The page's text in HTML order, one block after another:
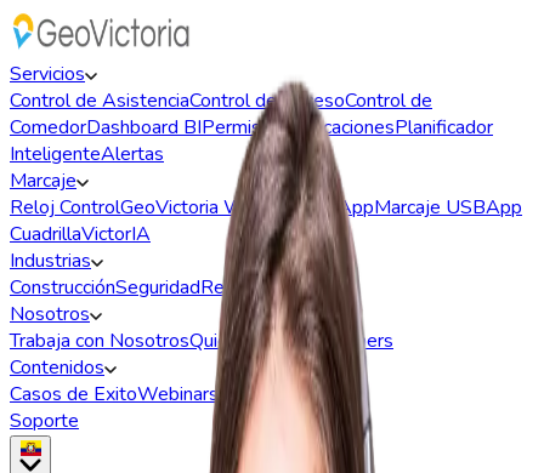
Servicios
Control de AsistenciaControl de AccesoControl de
ComedorDashboard BIPermisos y VacacionesPlanificador
InteligenteAlertas
Marcaje
Reloj ControlGeoVictoria WebMarcaje AppMarcaje USBApp
CuadrillaVictorIA
Industrias
ConstrucciónSeguridadRetail Outsourcing
Nosotros
Trabaja con NosotrosQuiénes somosPartners
Contenidos
Casos de ExitoWebinars
Soporte